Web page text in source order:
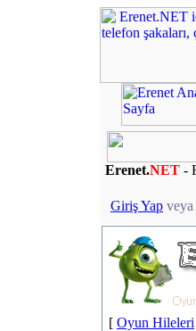
Erenet.NET -
Giriş Yap veya
[ Oyun Hileleri